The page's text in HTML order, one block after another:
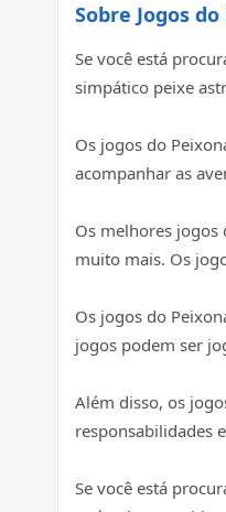
Sobre Jogos
Se você está
simpático peixe
Os jogos do
acompanhar as
Os melhores jogos
muito mais. Os
Os jogos do
jogos podem ser
Além disso, os
responsabilidades
Se você está